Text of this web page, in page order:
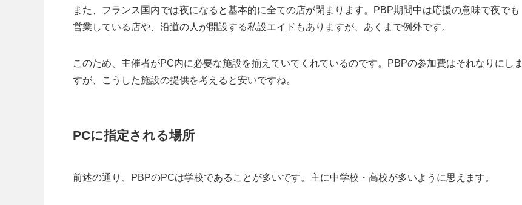
また、フランス国内では夜になると基本的に全ての店が閉まります。PBP期間中は応援の意味で夜でも
営業している店や、沿道の人が開設する私設エイドもありますが、あくまで例外です。
このため、主催者がPC内に必要な施設を揃えていてくれているのです。PBPの参加費はそれなりにしま
すが、こうした施設の提供を考えると安いですね。
PCに指定される場所
前述の通り、PBPのPCは学校であることが多いです。主に中学校・高校が多いように思えます。